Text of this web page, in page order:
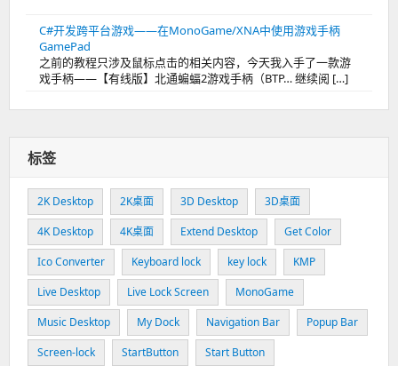
C#开发跨平台游戏——在MonoGame/XNA中使用游戏手柄
GamePad
之前的教程只涉及鼠标点击的相关内容，今天我入手了一款游
戏手柄——【有线版】北通蝙蝠2游戏手柄（BTP… 继续阅 […]
标签
2K Desktop 2K桌面 3D Desktop
3D桌面
4K Desktop
4K桌面 Extend Desktop
Get Color
Ico Converter
Keyboard lock key lock
KMP
Live Desktop
Live Lock Screen
MonoGame
Music Desktop
My Dock Navigation Bar
Popup Bar
Screen-lock
StartButton
Start Button